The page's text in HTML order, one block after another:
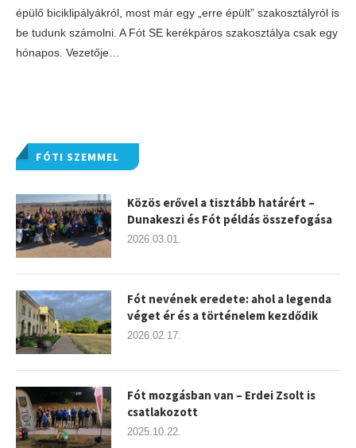
épülő biciklipályákról, most már egy „erre épült” szakosztályról is
be tudunk számolni. A Fót SE kerékpáros szakosztálya csak egy
hónapos. Vezetője…
FÓTI SZEMMEL
Közös erővel a tisztább határért –
Dunakeszi és Fót példás összefogása
2026.03.01.
Fót nevének eredete: ahol a legenda
véget ér és a történelem kezdődik
2026.02.17.
Fót mozgásban van – Erdei Zsolt is
csatlakozott
2025.10.22.